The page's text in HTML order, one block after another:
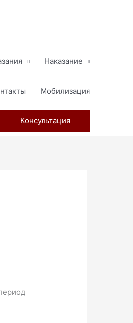
Наказание
Мобилизация
Консультация